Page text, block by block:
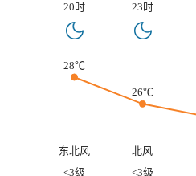
20时 23时
28℃
26℃
东北风 北风
<3级
<3级